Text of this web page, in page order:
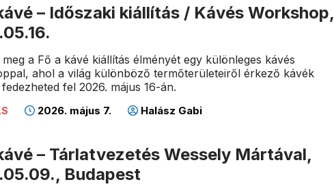
– Időszaki kiállítás / Kávés Workshop,
meg a Fő a kávé kiállítás élményét egy különleges kávés
ahol a világ különböző termőterületeiről érkező kávék
fel 2026. május 16-án.
2026. május 7. Halász Gabi
– Tárlatvezetés Wessely Mártával,
Budapest